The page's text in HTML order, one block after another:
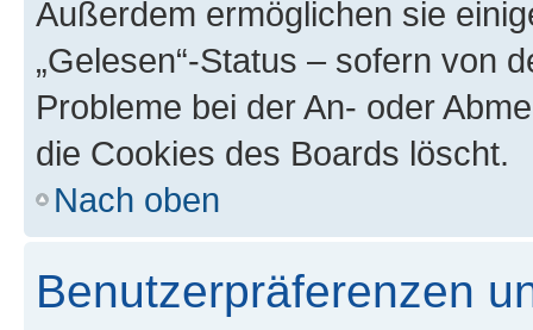
Außerdem ermöglichen sie
„Gelesen“-Status – sofern von
Probleme bei der An- oder
die Cookies des Boards löscht.
Nach oben
Benutzerpräferenzen